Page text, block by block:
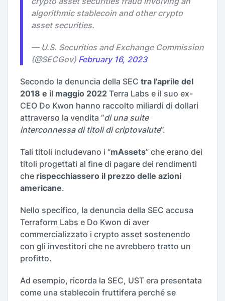
algorithmic stablecoin and other crypto
asset securities.
— U.S. Securities and Exchange Commission
(@SECGov) February 16, 2023
Secondo la denuncia della SEC tra l’aprile del
2018 e il maggio 2022 Terra Labs e il suo ex-
CEO Do Kwon hanno raccolto miliardi di dollari
attraverso la vendita “di una suite
interconnessa di titoli di criptovalute”.
Tali titoli includevano i “mAssets” che erano dei
titoli progettati al fine di pagare dei rendimenti
che rispecchiassero il prezzo delle azioni
americane.
Nello specifico, la denuncia della SEC accusa
Terraform Labs e Do Kwon di aver
commercializzato i crypto asset sostenendo
con gli investitori che ne avrebbero tratto un
profitto.
Ad esempio, ricorda la SEC, UST era presentata
come una stablecoin fruttifera perché se